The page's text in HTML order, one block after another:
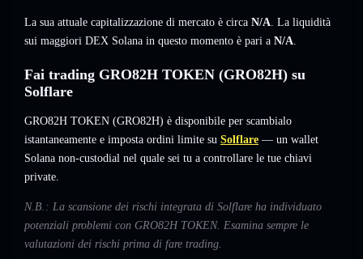
La sua attuale capitalizzazione di mercato è circa N/A. La liquidità
sui maggiori DEX Solana in questo momento è pari a N/A.
Fai trading GRO82H TOKEN (GRO82H) su
Solflare
GRO82H TOKEN (GRO82H) è disponibile per scambialo
istantaneamente e imposta ordini limite su Solflare — un wallet
Solana non-custodial nel quale sei tu a controllare le tue chiavi
private.
N.B.: La scansione dei rischi integrata di Solflare ha individuato
potenziali problemi con GRO82H TOKEN. Esamina sempre le
valutazioni dei rischi prima di fare trading.